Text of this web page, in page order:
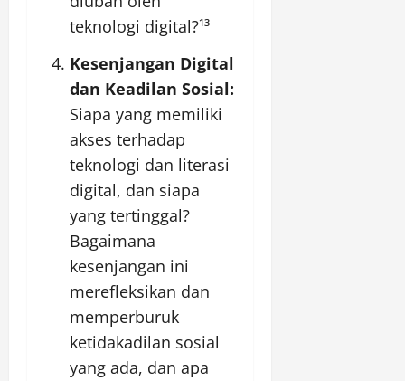
teknologi digital?¹³
Kesenjangan Digital
dan Keadilan Sosial:
Siapa yang memiliki
akses terhadap
teknologi dan literasi
digital, dan siapa
yang tertinggal?
Bagaimana
kesenjangan ini
merefleksikan dan
memperburuk
ketidakadilan sosial
yang ada, dan apa